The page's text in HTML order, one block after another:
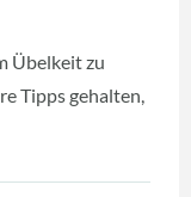
Übelkeit zu
Tipps gehalten,